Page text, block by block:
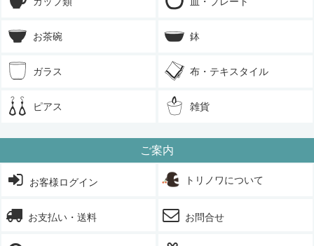
お茶碗 鉢
ガラス 布・テキスタイル
ピアス 雑貨
ご案内
お客様ログイン トリノワについて
お支払い・送料 お問合せ